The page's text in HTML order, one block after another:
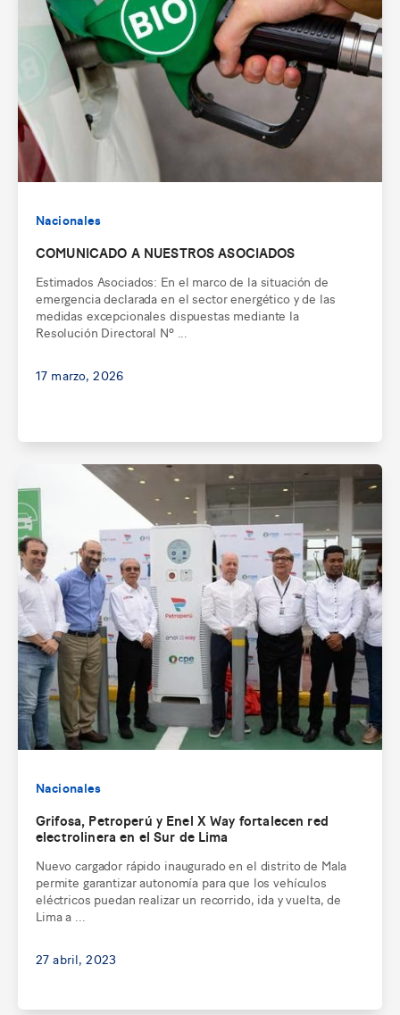
Nacionales
COMUNICADO A NUESTROS ASOCIADOS
Estimados Asociados: En el marco de la situación de
emergencia declarada en el sector energético y de las
medidas excepcionales dispuestas mediante la
Resolución Directoral Nº ...
17 marzo, 2026
Nacionales
Grifosa, Petroperú y Enel X Way fortalecen red
electrolinera en el Sur de Lima
Nuevo cargador rápido inaugurado en el distrito de Mala
permite garantizar autonomía para que los vehículos
eléctricos puedan realizar un recorrido, ida y vuelta, de
Lima a ...
27 abril, 2023